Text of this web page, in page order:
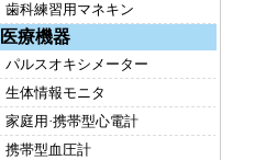
歯科練習用マネキン
医療機器
パルスオキシメーター
生体情報モニタ
家庭用·携帯型心電計
携帯型血圧計